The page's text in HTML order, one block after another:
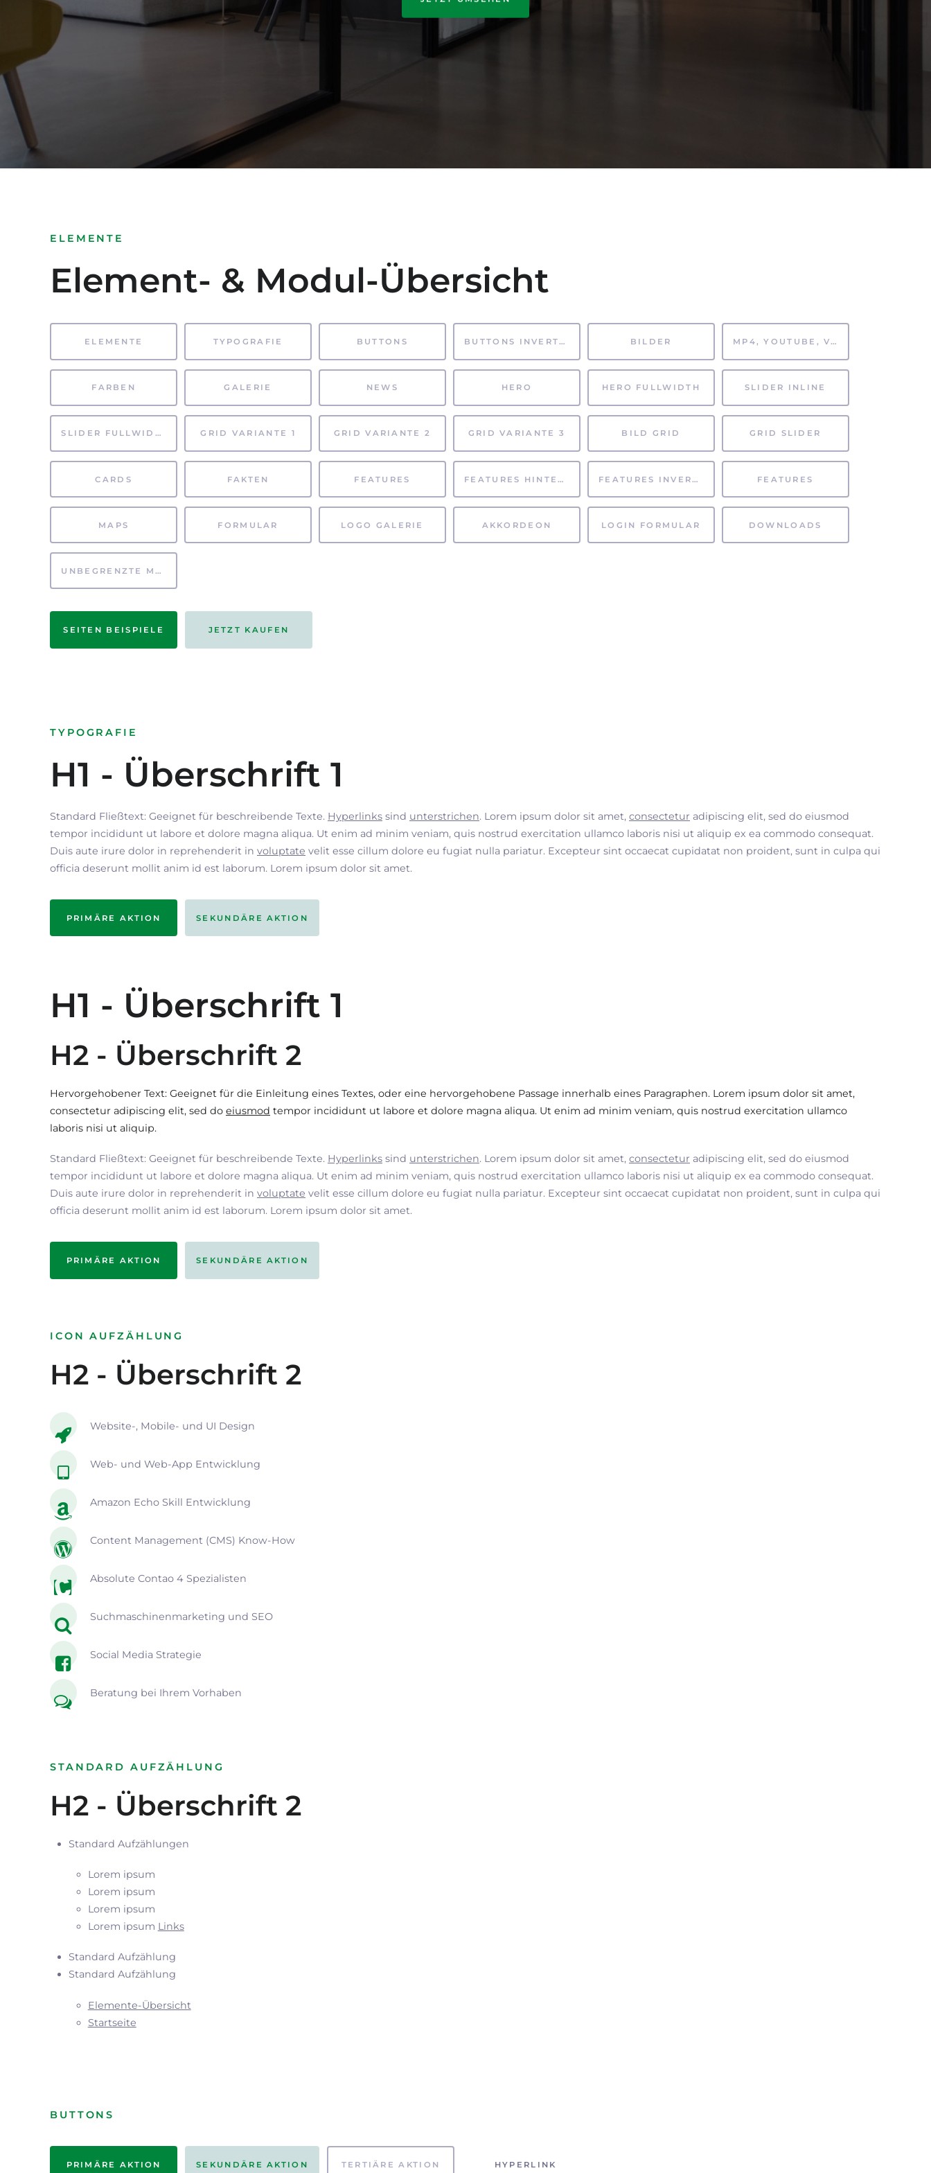
ELEMENTE
Element- & Modul-Übersicht
ELEMENTE TYPOGRAFIE BUTTONS BUTTONS INVERTIERT BILDER MP4, YOUTUBE, VIMEO
FARBEN GALERIE NEWS HERO HERO FULLWIDTH SLIDER INLINE
SLIDER FULLWIDTH GRID VARIANTE 1 GRID VARIANTE 2 GRID VARIANTE 3 BILD GRID GRID SLIDER
CARDS FAKTEN FEATURES FEATURES HINTERGRUND FEATURES INVERTIERT FEATURES
MAPS FORMULAR LOGO GALERIE AKKORDEON LOGIN FORMULAR DOWNLOADS
UNBEGRENZTE MÖGLICHKEITEN
SEITEN BEISPIELE JETZT KAUFEN
TYPOGRAFIE
H1 - Überschrift 1
Standard Fließtext: Geeignet für beschreibende Texte. Hyperlinks sind unterstrichen. Lorem ipsum dolor sit amet, consectetur adipiscing elit, sed do eiusmod
tempor incididunt ut labore et dolore magna aliqua. Ut enim ad minim veniam, quis nostrud exercitation ullamco laboris nisi ut aliquip ex ea commodo consequat.
Duis aute irure dolor in reprehenderit in voluptate velit esse cillum dolore eu fugiat nulla pariatur. Excepteur sint occaecat cupidatat non proident, sunt in culpa qui
officia deserunt mollit anim id est laborum. Lorem ipsum dolor sit amet.
PRIMÄRE AKTION SEKUNDÄRE AKTION
H1 - Überschrift 1
H2 - Überschrift 2
Hervorgehobener Text: Geeignet für die Einleitung eines Textes, oder eine hervorgehobene Passage innerhalb eines Paragraphen. Lorem ipsum dolor sit amet,
consectetur adipiscing elit, sed do eiusmod tempor incididunt ut labore et dolore magna aliqua. Ut enim ad minim veniam, quis nostrud exercitation ullamco
laboris nisi ut aliquip.
Standard Fließtext: Geeignet für beschreibende Texte. Hyperlinks sind unterstrichen. Lorem ipsum dolor sit amet, consectetur adipiscing elit, sed do eiusmod
tempor incididunt ut labore et dolore magna aliqua. Ut enim ad minim veniam, quis nostrud exercitation ullamco laboris nisi ut aliquip ex ea commodo consequat.
Duis aute irure dolor in reprehenderit in voluptate velit esse cillum dolore eu fugiat nulla pariatur. Excepteur sint occaecat cupidatat non proident, sunt in culpa qui
officia deserunt mollit anim id est laborum. Lorem ipsum dolor sit amet.
PRIMÄRE AKTION SEKUNDÄRE AKTION
ICON AUFZÄHLUNG
H2 - Überschrift 2
Website-, Mobile- und UI Design
Web- und Web-App Entwicklung
Amazon Echo Skill Entwicklung
Content Management (CMS) Know-How
Absolute Contao 4 Spezialisten
Suchmaschinenmarketing und SEO
Social Media Strategie
Beratung bei Ihrem Vorhaben
STANDARD AUFZÄHLUNG
H2 - Überschrift 2
Standard Aufzählungen
Lorem ipsum
Lorem ipsum
Lorem ipsum
Lorem ipsum Links
Standard Aufzählung
Standard Aufzählung
Elemente-Übersicht
Startseite
BUTTONS
PRIMÄRE AKTION SEKUNDÄRE AKTION TERTIÄRE AKTION HYPERLINK